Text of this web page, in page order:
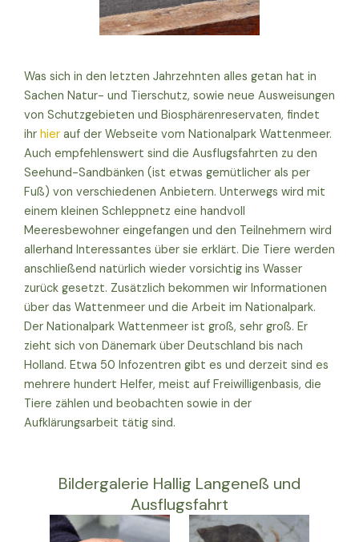
Was sich in den letzten Jahrzehnten alles getan hat in
Sachen Natur- und Tierschutz, sowie neue Ausweisungen
von Schutzgebieten und Biosphärenreservaten, findet
ihr hier auf der Webseite vom Nationalpark Wattenmeer.
Auch empfehlenswert sind die Ausflugsfahrten zu den
Seehund-Sandbänken (ist etwas gemütlicher als per
Fuß) von verschiedenen Anbietern. Unterwegs wird mit
einem kleinen Schleppnetz eine handvoll
Meeresbewohner eingefangen und den Teilnehmern wird
allerhand Interessantes über sie erklärt. Die Tiere werden
anschließend natürlich wieder vorsichtig ins Wasser
zurück gesetzt. Zusätzlich bekommen wir Informationen
über das Wattenmeer und die Arbeit im Nationalpark.
Der Nationalpark Wattenmeer ist groß, sehr groß. Er
zieht sich von Dänemark über Deutschland bis nach
Holland. Etwa 50 Infozentren gibt es und derzeit sind es
mehrere hundert Helfer, meist auf Freiwilligenbasis, die
Tiere zählen und beobachten sowie in der
Aufklärungsarbeit tätig sind.
Bildergalerie Hallig Langeneß und
Ausflugsfahrt